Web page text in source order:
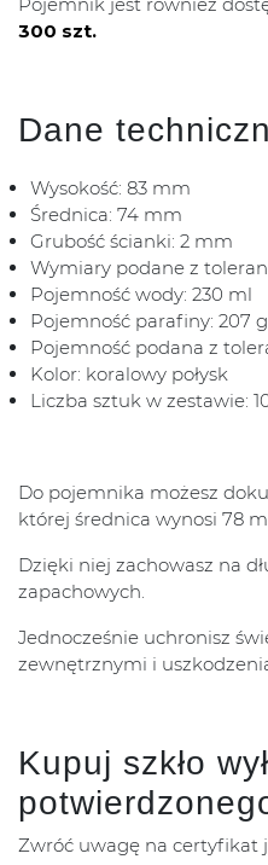
300 szt.
Dane
Wysokość: 83 mm
Średnica: 74 mm
Grubość ścianki: 2 mm
Wymiary podane z
Pojemność wody: 230 ml
Pojemność parafiny: 207 g
Pojemność podana z
Kolor: koralowy połysk
Liczba sztuk w zestawie:
Do pojemnika możesz
której średnica wynosi 78
Dzięki niej zachowasz na
zapachowych.
Jednocześnie uchronisz
zewnętrznymi i
Kupuj szkło
Zwróć uwagę na certyfikat